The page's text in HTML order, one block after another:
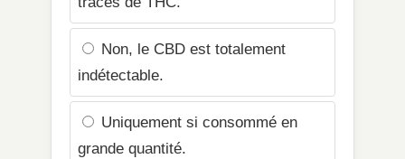
Non, le CBD est totalement
indétectable.
Uniquement si consommé en
grande quantité.